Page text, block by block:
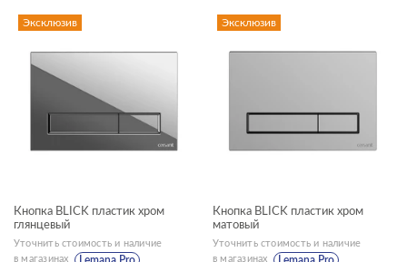
Эксклюзив
Кнопка BLICK пластик хром
глянцевый
Уточнить стоимость и наличие
в магазинах
Эксклюзив
Кнопка BLICK пластик хром
матовый
Уточнить стоимость и наличие
в магазинах